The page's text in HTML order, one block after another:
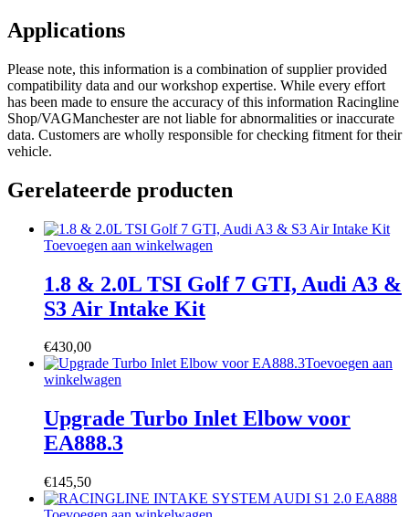
Applications
Please note, this information is a combination of supplier provided
compatibility data and our workshop expertise. While every effort
has been made to ensure the accuracy of this information Racingline
Shop/VAGManchester are not liable for abnormalities or inaccurate
data. Customers are wholly responsible for checking fitment for their
vehicle.
Gerelateerde producten
Toevoegen aan winkelwagen
1.8 & 2.0L TSI Golf 7 GTI, Audi A3 &
S3 Air Intake Kit
€430,00
Toevoegen aan
winkelwagen
Upgrade Turbo Inlet Elbow voor
EA888.3
€145,50